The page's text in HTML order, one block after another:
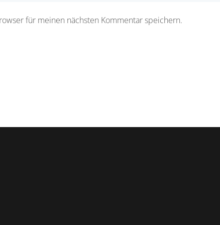
für meinen nächsten Kommentar speichern.